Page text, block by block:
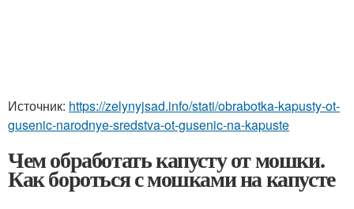
Источник: https://zelynyjsad.info/stati/obrabotka-kapusty-ot-
gusenic-narodnye-sredstva-ot-gusenic-na-kapuste
Чем обработать капусту от мошки.
Как бороться с мошками на капусте